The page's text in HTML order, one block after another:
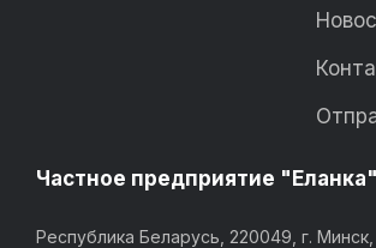
Частное предприятие "Еланка"
Республика Беларусь, 220049, г.